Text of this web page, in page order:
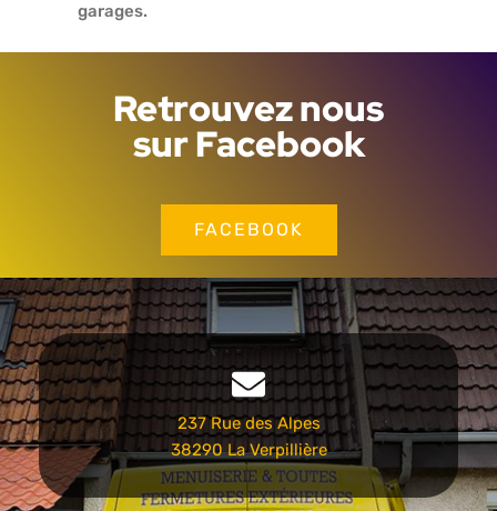
garages.
Retrouvez nous
sur Facebook
FACEBOOK
237 Rue des Alpes
38290 La Verpillière